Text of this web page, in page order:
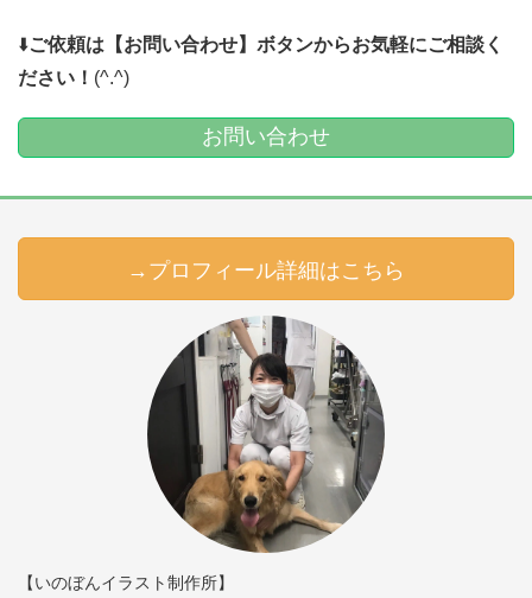
⬇️ご依頼は【お問い合わせ】ボタンからお気軽にご相談く
ださい！ (^.^)
お問い合わせ
→プロフィール詳細はこちら
【いのぼんイラスト制作所】